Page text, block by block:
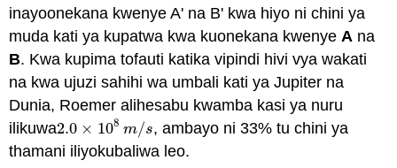
inayoonekana kwenye A' na B' kwa hiyo ni chini ya
muda kati ya kupatwa kwa kuonekana kwenye A na
B. Kwa kupima tofauti katika vipindi hivi vya wakati
na kwa ujuzi sahihi wa umbali kati ya Jupiter na
Dunia, Roemer alihesabu kwamba kasi ya nuru
ilikuwa2.0 × 108 m/s
2.0 ×108m/s
, ambayo ni 33% tu chini ya
thamani iliyokubaliwa leo.